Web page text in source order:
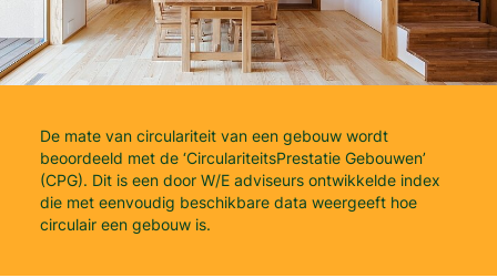
De mate van circulariteit van een gebouw wordt
beoordeeld met de ‘CirculariteitsPrestatie Gebouwen’
(CPG). Dit is een door W/E adviseurs ontwikkelde index
die met eenvoudig beschikbare data weergeeft hoe
circulair een gebouw is.